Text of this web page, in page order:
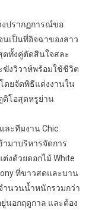
ปรากฏการณ์ขอ
นเป็นที่อิจฉาของสาว
ดทั้งคู่ตัดสินใจสละ
ฆังวิวาห์พร้อมใช้ชีวิต
ดยจัดพิธีแต่งงานใน
ดิโอสุดหรูย่าน
ละทีมงาน Chic
ามาบริหารจัดการ
งด้วยดอกไม้ White
ที่ขาวสดและบาน
ำนวนน้ำหนักรวมกว่า
นอกฤดูกาล และต้อง